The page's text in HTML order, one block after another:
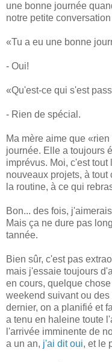
une bonne journée
notre petite
«Tu a eu une bonne
- Oui!
«Qu'est-ce qui s'est
- Rien de spécial.
Ma mère aime que
journée. Elle a toujours
imprévus. Moi, c'est
nouveaux projets, à
la routine, à ce qui
Bon... des fois,
Mais ça ne dure pas
tannée.
Bien sûr, c'est pas
mais j'essaie toujours
en cours, quelque
weekend suivant ou
dernier, on a planifié et
a tenu en haleine toute
l'arrivée imminente de
a un an, j'ai dit oui, et le